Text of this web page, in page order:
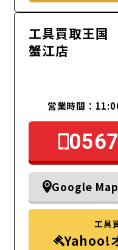
工具買取王国
蟹江店
営業時間：
Google Map
工具
Yahoo!